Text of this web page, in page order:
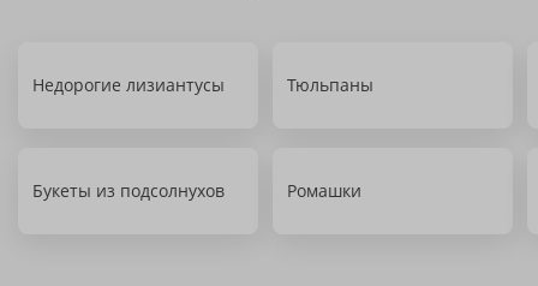
Недорогие лизиантусы Тюльпаны
Букеты из подсолнухов Ромашки